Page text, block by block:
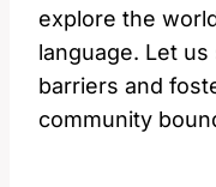
explore the
⁤language.​ Let
barriers and
community